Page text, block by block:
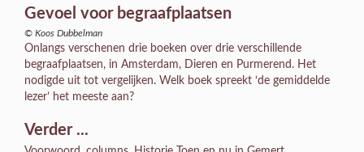
Gevoel voor begraafplaatsen
© Koos Dubbelman
Onlangs verschenen drie boeken over drie verschillende
begraafplaatsen, in Amsterdam, Dieren en Purmerend. Het
nodigde uit tot vergelijken. Welk boek spreekt ‘de gemiddelde
lezer’ het meeste aan?
Verder ...